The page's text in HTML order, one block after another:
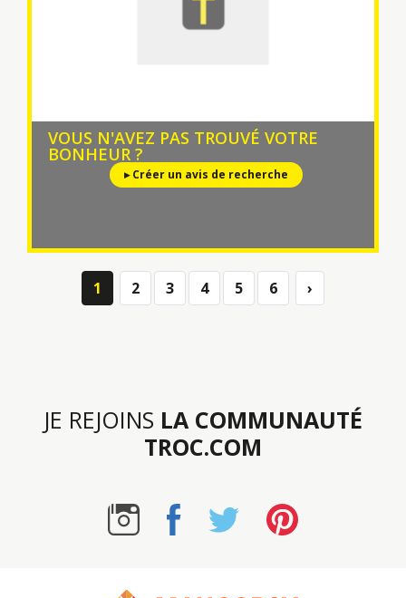
VOUS N'AVEZ PAS TROUVÉ VOTRE
BONHEUR ?
▸ Créer un avis de recherche
1 2 3 4 5 6 ›
JE REJOINS LA COMMUNAUTÉ
TROC.COM